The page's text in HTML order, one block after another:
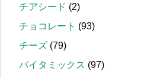
チアシード (2)
チョコレート (93)
チーズ (79)
バイタミックス (97)